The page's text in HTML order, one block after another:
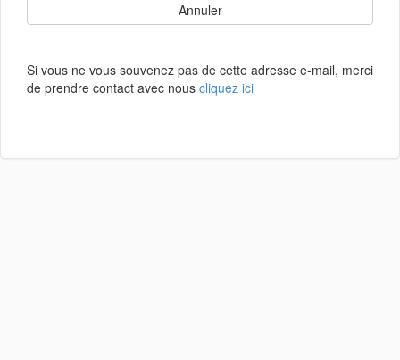
Annuler
Si vous ne vous souvenez pas de cette adresse e-mail, merci
de prendre contact avec nous cliquez ici